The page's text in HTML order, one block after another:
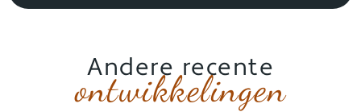
Andere recente
ontwikkelingen